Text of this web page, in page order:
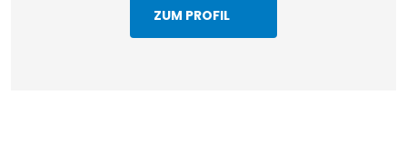
ZUM PROFIL